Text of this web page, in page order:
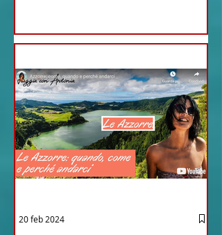
20 feb 2024